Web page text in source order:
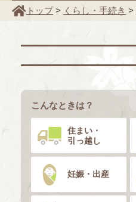
トップ> くらし・手続き >
こんなときは？
住まい・
引っ越し
妊娠・出産